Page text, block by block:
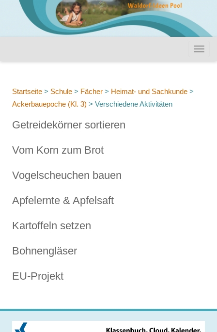
Startseite > Schule > Fächer > Heimat- und Sachkunde >
Ackerbauepoche (Kl. 3) > Verschiedene Aktivitäten
Getreidekörner sortieren
Vom Korn zum Brot
Vogelscheuchen bauen
Apfelernte & Apfelsaft
Kartoffeln setzen
Bohnengläser
EU-Projekt